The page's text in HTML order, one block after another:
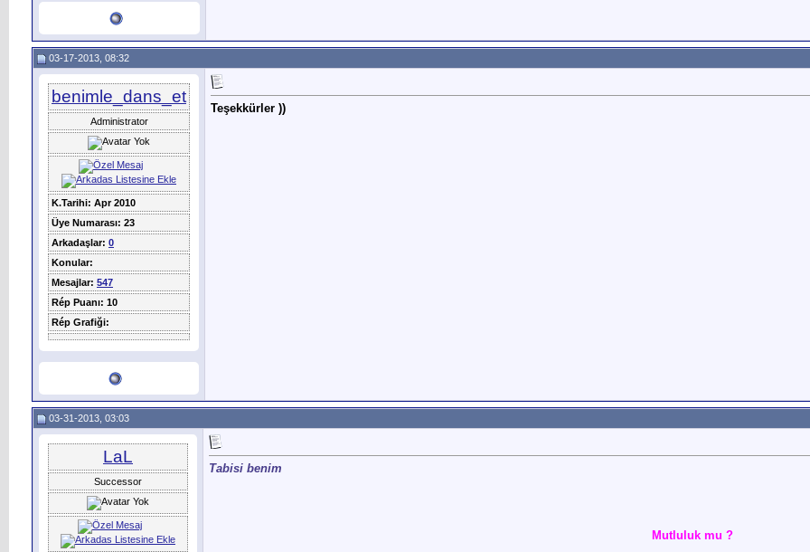
03-17-2013, 08:32
benimle_dans_et
Administrator
K.Tarihi: Apr 2010
Üye Numarası: 23
Arkadaşlar: 0
Konular:
Mesajlar: 547
Rép Puanı: 10
Rép Grafiği:
Teşekkürler ))
03-31-2013, 03:03
LaL
Successor
Tabisi benim
Mutluluk mu ?